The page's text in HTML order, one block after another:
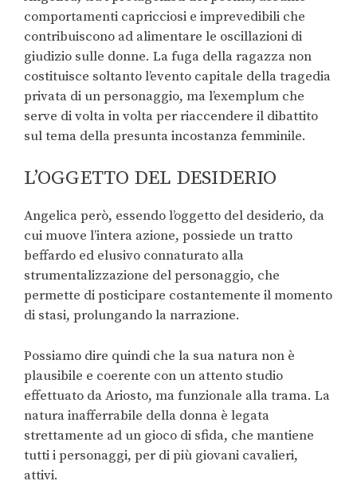
comportamenti capricciosi e imprevedibili che
contribuiscono ad alimentare le oscillazioni di
giudizio sulle donne. La fuga della ragazza non
costituisce soltanto l’evento capitale della tragedia
privata di un personaggio, ma l’exemplum che
serve di volta in volta per riaccendere il dibattito
sul tema della presunta incostanza femminile.
L’OGGETTO DEL DESIDERIO
Angelica però, essendo l’oggetto del desiderio, da
cui muove l’intera azione, possiede un tratto
beffardo ed elusivo connaturato alla
strumentalizzazione del personaggio, che
permette di posticipare costantemente il momento
di stasi, prolungando la narrazione.
Possiamo dire quindi che la sua natura non è
plausibile e coerente con un attento studio
effettuato da Ariosto, ma funzionale alla trama. La
natura inafferrabile della donna è legata
strettamente ad un gioco di sfida, che mantiene
tutti i personaggi, per di più giovani cavalieri,
attivi.